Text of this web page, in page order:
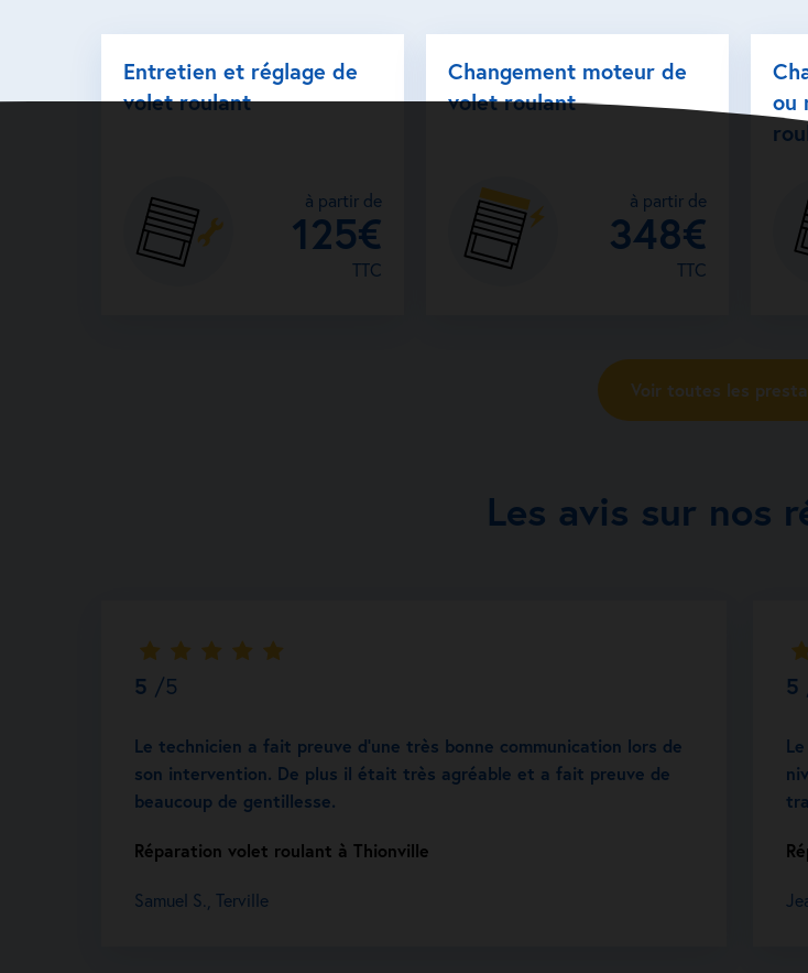
Entretien et réglage de
volet roulant
à partir de
125€
TTC
Changement moteur de
volet roulant
à partir de
348€
TTC
ou
Voir toutes les
Les avis sur nos
5 /5
Le technicien a fait preuve d’une très bonne communication lors de
son intervention. De plus il était très agréable et a fait preuve de
beaucoup de gentillesse.
Réparation volet roulant à Thionville
Samuel S., Terville
5